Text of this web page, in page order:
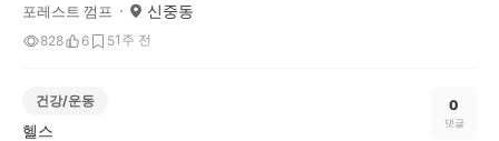
포레스트 껌프 신중동
828 6 51주 전
건강/운동
헬스
0
댓글